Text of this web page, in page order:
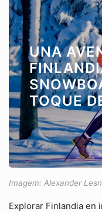
UNA
TOQUE
Imagem: Alexander
Explorar Finlandia en